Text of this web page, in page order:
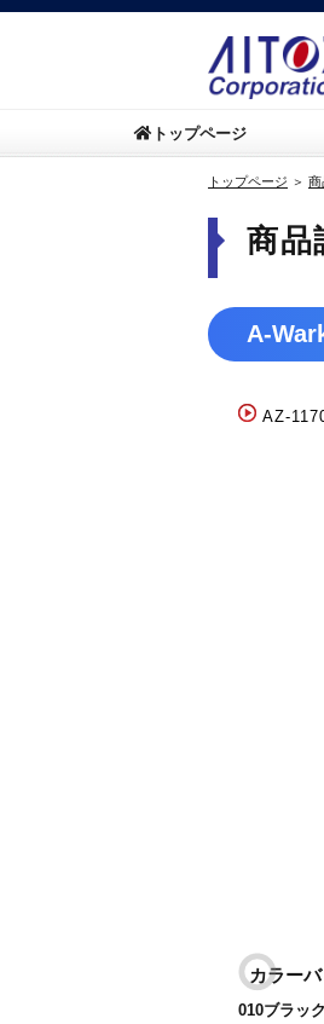
トップページ
トップページ ＞ 商
商品
A-
AZ-
カラー
010ブラック